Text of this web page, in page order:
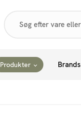
search
Produkter Brands